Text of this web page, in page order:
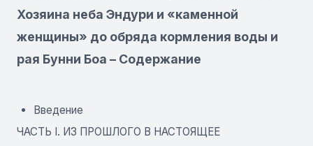
Хозяина неба Эндури и «каменной
женщины» до обряда кормления воды и
рая Бунни Боа – Содержание
Введение
ЧАСТЬ I. ИЗ ПРОШЛОГО В НАСТОЯЩЕЕ